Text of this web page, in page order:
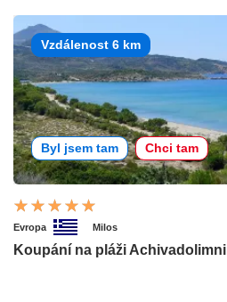
Vzdálenost 6 km
Byl jsem tam Chci tam
Evropa Milos
Koupání na pláži Achivadolimni